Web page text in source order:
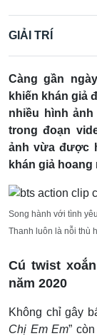
GIẢI TRÍ
Càng gần
khiến khán giả
nhiều hình
trong đoạn
ảnh vừa được
khán giả
Song hành với tình
Thanh luôn là nỗi thù
Cú twist
năm 2020
Không chỉ gây
Chị Em Em”